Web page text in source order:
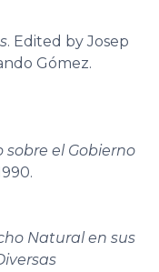
. Edited by Josep
Gómez.
el Gobierno
Natural en sus